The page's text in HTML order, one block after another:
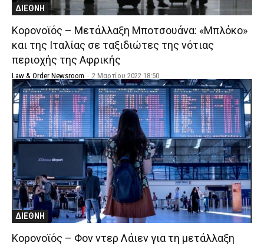
ΔΙΕΘΝΗ
Κορονοϊός – Μετάλλαξη Μποτσουάνα: «Μπλόκο»
και της Ιταλίας σε ταξιδιώτες της νότιας
περιοχής της Αφρικής
Law & Order Newsroom - 2 Μαρτίου 2022 18:50
ΔΙΕΘΝΗ
Κορονοϊός – Φον ντερ Λάιεν για τη μετάλλαξη